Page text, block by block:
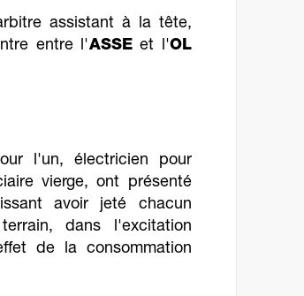
assistant à la tête,
entre l'ASSEet l'OL
l'un, électricien pour
vierge, ont présenté
avoir jeté chacun
dans l'excitation
de la consommation